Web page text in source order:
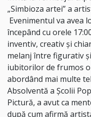
„Simbioza artei” a
Evenimentul va avea
începând cu orele
inventiv, creativ și
melanj între figurativ
iubitorilor de frumos
abordând mai multe
Absolventă a Școlii
Pictură, a avut ca
după cum afirmă